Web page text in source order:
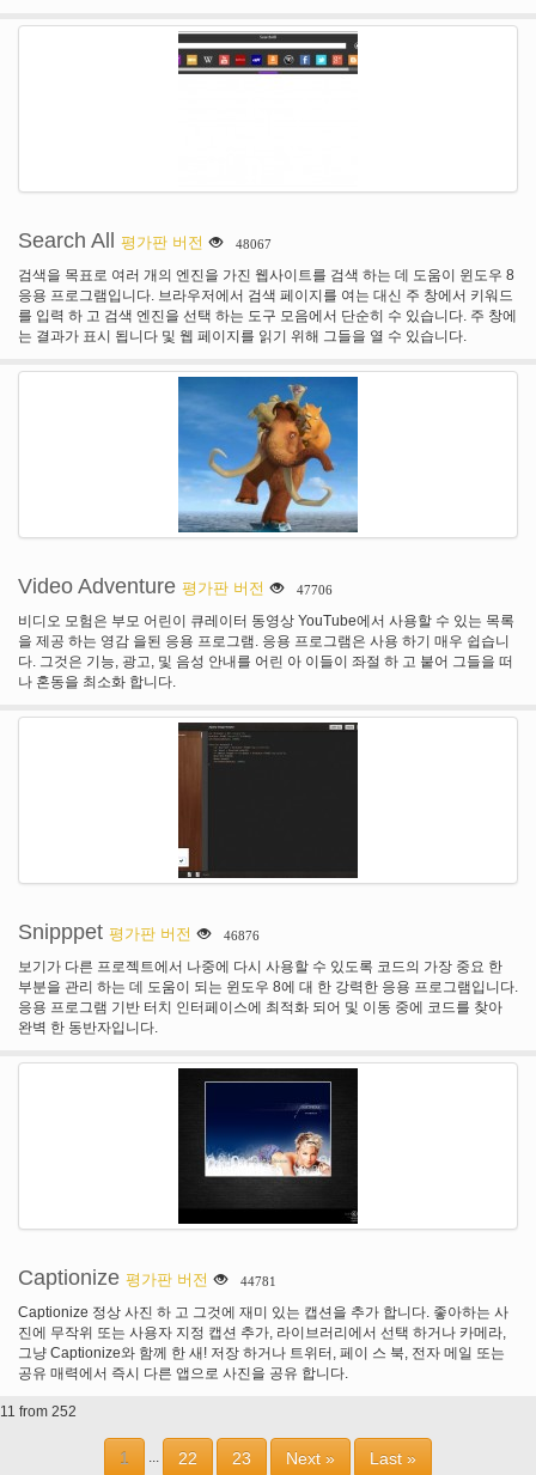
플레이의 완전히 새로운 모드 도입 후: 무료 플레이.
Search All 평가판 버전 48067
검색을 목표로 여러 개의 엔진을 가진 웹사이트를 검색 하는 데 도움이 윈도우 8
응용 프로그램입니다. 브라우저에서 검색 페이지를 여는 대신 주 창에서 키워드
를 입력 하 고 검색 엔진을 선택 하는 도구 모음에서 단순히 수 있습니다. 주 창에
는 결과가 표시 됩니다 및 웹 페이지를 읽기 위해 그들을 열 수 있습니다.
Video Adventure 평가판 버전 47706
비디오 모험은 부모 어린이 큐레이터 동영상 YouTube에서 사용할 수 있는 목록
을 제공 하는 영감 을된 응용 프로그램. 응용 프로그램은 사용 하기 매우 쉽습니
다. 그것은 기능, 광고, 및 음성 안내를 어린 아 이들이 좌절 하 고 붙어 그들을 떠
나 혼동을 최소화 합니다.
Snipppet 평가판 버전 46876
보기가 다른 프로젝트에서 나중에 다시 사용할 수 있도록 코드의 가장 중요 한
부분을 관리 하는 데 도움이 되는 윈도우 8에 대 한 강력한 응용 프로그램입니다.
응용 프로그램 기반 터치 인터페이스에 최적화 되어 및 이동 중에 코드를 찾아
완벽 한 동반자입니다.
Captionize 평가판 버전 44781
Captionize 정상 사진 하 고 그것에 재미 있는 캡션을 추가 합니다. 좋아하는 사
진에 무작위 또는 사용자 지정 캡션 추가, 라이브러리에서 선택 하거나 카메라,
그냥 Captionize와 함께 한 새! 저장 하거나 트위터, 페이 스 북, 전자 메일 또는
공유 매력에서 즉시 다른 앱으로 사진을 공유 합니다.
11 from 252
1 ... 22 23 Next » Last »